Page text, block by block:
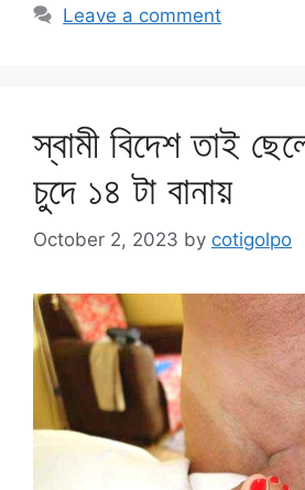
Leave a comment
স্বামী বিদেশ তাই
চুদে ১৪ টা বানায়
October 2, 2023 by cotigolpo